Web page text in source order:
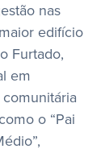
nas
edifício
Furtado,
em
o “Pai